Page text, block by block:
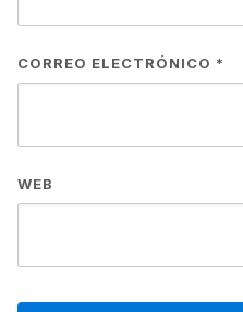
CORREO ELECTRÓNICO *
WEB